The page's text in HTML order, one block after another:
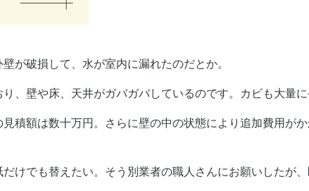
が破損して、水が室内に漏れたのだとか。
、壁や床、天井がガバガバしているのです。カビも大量に
積額は数十万円。さらに壁の中の状態により追加費用が
けでも替えたい。そう別業者の職人さんにお願いしたが